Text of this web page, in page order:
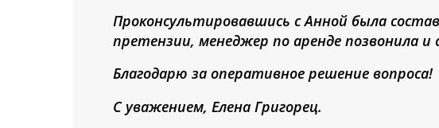
Проконсультировавшись с Анной была
претензии, менеджер по аренде позвонила и
Благодарю за оперативное решение вопроса!
С уважением, Елена Григорец.